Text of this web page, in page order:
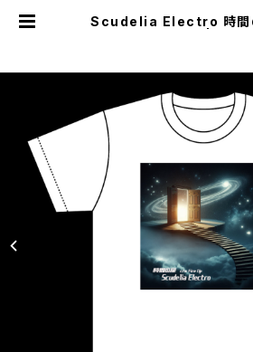
Scudelia Electro 時間